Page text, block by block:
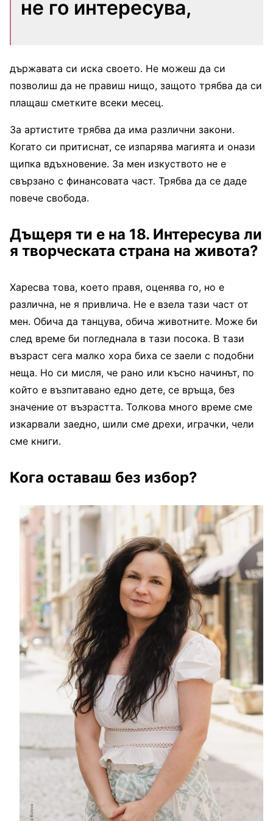
не го интересува,
държавата си иска своето. Не можеш да си
позволиш да не правиш нищо, защото трябва да си
плащаш сметките всеки месец.
За артистите трябва да има различни закони.
Когато си притиснат, се изпарява магията и онази
щипка вдъхновение. За мен изкуството не е
свързано с финансовата част. Трябва да се даде
повече свобода.
Дъщеря ти е на 18. Интересува ли
я творческата страна на живота?
Харесва това, което правя, оценява го, но е
различна, не я привлича. Не е взела тази част от
мен. Обича да танцува, обича животните. Може би
след време би погледнала в тази посока. В тази
възраст сега малко хора биха се заели с подобни
неща. Но си мисля, че рано или късно начинът, по
който е възпитавано едно дете, се връща, без
значение от възрастта. Толкова много време сме
изкарвали заедно, шили сме дрехи, играчки, чели
сме книги.
Кога оставаш без избор?